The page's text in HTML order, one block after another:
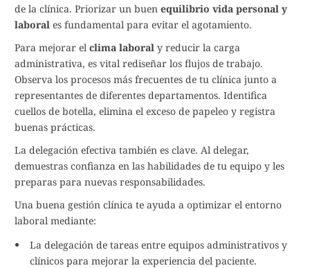
de la clínica. Priorizar un buen equilibrio vida personal y
laboral es fundamental para evitar el agotamiento.
Para mejorar el clima laboral y reducir la carga
administrativa, es vital rediseñar los flujos de trabajo.
Observa los procesos más frecuentes de tu clínica junto a
representantes de diferentes departamentos. Identifica
cuellos de botella, elimina el exceso de papeleo y registra
buenas prácticas.
La delegación efectiva también es clave. Al delegar,
demuestras confianza en las habilidades de tu equipo y les
preparas para nuevas responsabilidades.
Una buena gestión clínica te ayuda a optimizar el entorno
laboral mediante:
La delegación de tareas entre equipos administrativos y
clínicos para mejorar la experiencia del paciente.